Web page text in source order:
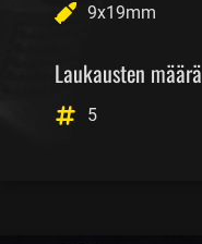
9x19mm
Laukausten määrä
5